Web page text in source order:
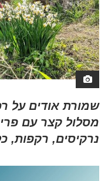
שמורת אודים על
מסלול קצר עם
נרקיסים, רקפות,